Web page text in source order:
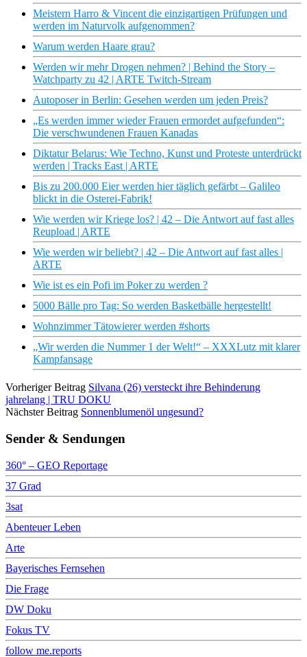
Meistern Harro & Vincent die einzigartigen Prüfungen und
werden im Naturvolk aufgenommen?
Warum werden Haare grau?
Werden wir mehr Drogen nehmen? | Behind the Story –
Watchparty zu 42 | ARTE Twitch-Stream
Autoposer in Berlin: Gesehen werden um jeden Preis?
„Es werden immer wieder Frauen ermordet aufgefunden“:
Die verschwundenen Frauen Kanadas
Diktatur Belarus: Wie Techno, Kunst und Proteste unterdrückt
werden | Tracks East | ARTE
Bis zu 200.000 Eier werden hier täglich gefärbt – Galileo
blickt in die Osterei-Fabrik!
Wie werden wir Kriege los? | 42 – Die Antwort auf fast alles
Reupload | ARTE
Wie werden wir beliebt? | 42 – Die Antwort auf fast alles |
ARTE
Wie ist es ein Pofi im Poker zu werden ?
5000 Bälle pro Tag: So werden Basketbälle hergestellt!
Wohnzimmer Tätowierer werden #shorts
„Wir werden die Nummer 1 der Welt!“ – XXXLutz mit klarer
Kampfansage
Vorheriger Beitrag Silvana (26) versteckt ihre Behinderung
jahrelang | TRU DOKU
Nächster Beitrag Sonnenblumenöl ungesund?
Sender & Sendungen
360° – GEO Reportage
37 Grad
3sat
Abenteuer Leben
Arte
Bayerisches Fernsehen
Die Frage
DW Doku
Fokus TV
follow me.reports